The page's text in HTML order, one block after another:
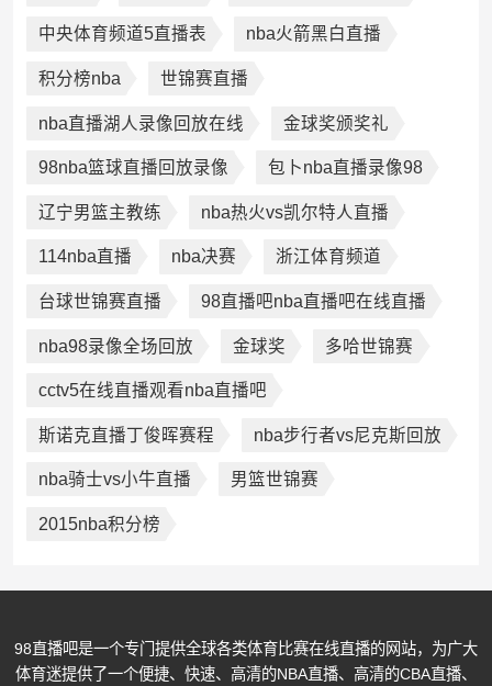
中央体育频道5直播表 nba火箭黑白直播
积分榜nba 世锦赛直播
nba直播湖人录像回放在线 金球奖颁奖礼
98nba篮球直播回放录像 包卜nba直播录像98
辽宁男篮主教练 nba热火vs凯尔特人直播
114nba直播 nba决赛 浙江体育频道
台球世锦赛直播 98直播吧nba直播吧在线直播
nba98录像全场回放 金球奖 多哈世锦赛
cctv5在线直播观看nba直播吧
斯诺克直播丁俊晖赛程 nba步行者vs尼克斯回放
nba骑士vs小牛直播 男篮世锦赛
2015nba积分榜
98直播吧是一个专门提供全球各类体育比赛在线直播的网站，为广大
体育迷提供了一个便捷、快速、高清的NBA直播、高清的CBA直播、